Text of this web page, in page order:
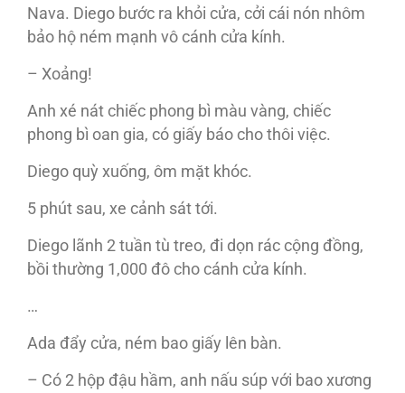
Nava. Diego bước ra khỏi cửa, cởi cái nón nhôm
bảo hộ ném mạnh vô cánh cửa kính.
– Xoảng!
Anh xé nát chiếc phong bì màu vàng, chiếc
phong bì oan gia, có giấy báo cho thôi việc.
Diego quỳ xuống, ôm mặt khóc.
5 phút sau, xe cảnh sát tới.
Diego lãnh 2 tuần tù treo, đi dọn rác cộng đồng,
bồi thường 1,000 đô cho cánh cửa kính.
…
Ada đẩy cửa, ném bao giấy lên bàn.
– Có 2 hộp đậu hầm, anh nấu súp với bao xương